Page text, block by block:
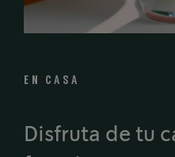
EN CASA
Disfruta de tu